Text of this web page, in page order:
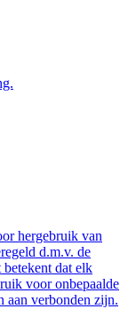
hergebruik van
d.m.v. de
dat elk
voor onbepaalde
aan verbonden zijn.